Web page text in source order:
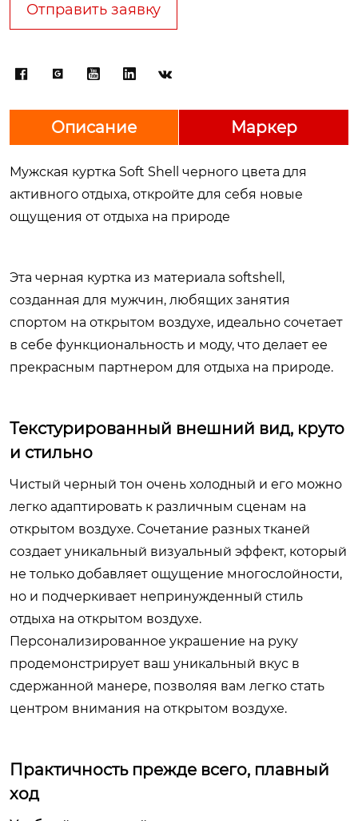
Отправить заявку
    
Описание Маркер
Мужская куртка Soft Shell черного цвета для
активного отдыха, откройте для себя новые
ощущения от отдыха на природе
Эта черная куртка из материала softshell,
созданная для мужчин, любящих занятия
спортом на открытом воздухе, идеально сочетает
в себе функциональность и моду, что делает ее
прекрасным партнером для отдыха на природе.
Текстурированный внешний вид, круто
и стильно
Чистый черный тон очень холодный и его можно
легко адаптировать к различным сценам на
открытом воздухе. Сочетание разных тканей
создает уникальный визуальный эффект, который
не только добавляет ощущение многослойности,
но и подчеркивает непринужденный стиль
отдыха на открытом воздухе.
Персонализированное украшение на руку
продемонстрирует ваш уникальный вкус в
сдержанной манере, позволяя вам легко стать
центром внимания на открытом воздухе.
Практичность прежде всего, плавный
ход